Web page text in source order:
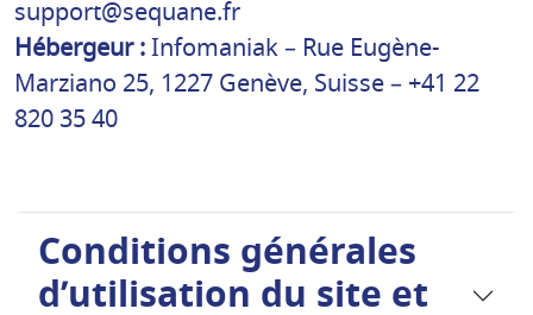
support@sequane.fr
Hébergeur : Infomaniak – Rue Eugène-
Marziano 25, 1227 Genève, Suisse – +41 22
820 35 40
Conditions générales
d’utilisation du site et